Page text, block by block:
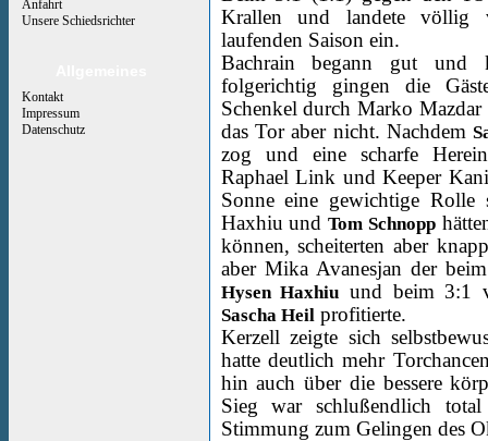
Anfahrt
Unsere Schiedsrichter
Kontakt
Impressum
Datenschutz
Krallen und landete völlig
laufenden Saison ein.
Bachrain begann gut und
folgerichtig gingen die
Schenkel durch Marko
das Tor aber nicht. Nachdem
zog und eine scharfe
Raphael Link und Keeper
Sonne eine gewichtige
Haxhiu undTom Schnopp
können, scheiterten aber
aber Mika Avanesjan der
Hysen Haxhiu und beim 3:1
Sascha Heilprofitierte.
Kerzell zeigte sich
hatte deutlich mehr
hin auch über die bessere
Sieg war schlußendlich
Stimmung zum Gelingen des